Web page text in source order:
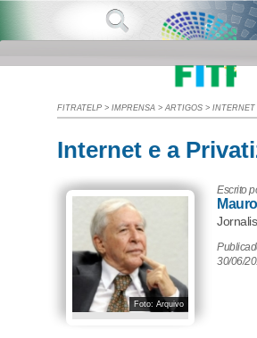
FITRATELP > IMPRENSA >ARTIGOS > INTERNET
Internet e a
Foto: Arquivo
Escrito
30/06/